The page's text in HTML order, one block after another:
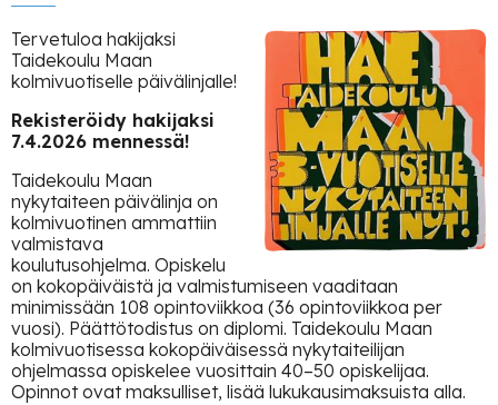
Tervetuloa hakijaksi
Taidekoulu Maan
kolmivuotiselle päivälinjalle!
Rekisteröidy hakijaksi
7.4.2026 mennessä!
Taidekoulu Maan
nykytaiteen päivälinja on
kolmivuotinen ammattiin
valmistava
koulutusohjelma. Opiskelu
on kokopäiväistä ja valmistumiseen vaaditaan
minimissään 108 opintoviikkoa (36 opintoviikkoa per
vuosi). Päättötodistus on diplomi. Taidekoulu Maan
kolmivuotisessa kokopäiväisessä nykytaiteilijan
ohjelmassa opiskelee vuosittain 40–50 opiskelijaa.
Opinnot ovat maksulliset, lisää lukukausimaksuista alla.